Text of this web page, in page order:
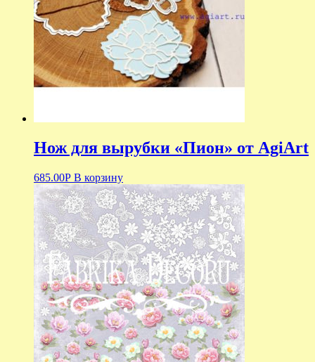
Нож для вырубки «Пион» от AgiArt
685.00Р В корзину